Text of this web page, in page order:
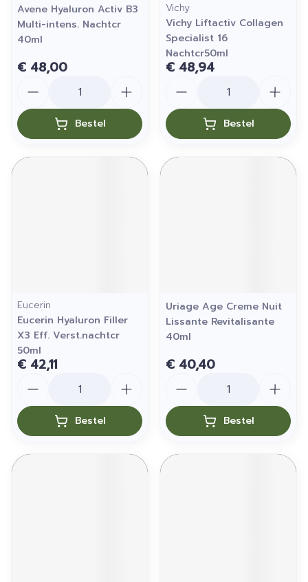
Avene Hyaluron Activ B3
Multi-intens. Nachtcr
40ml
€ 48,00
Bestel
Vichy
Vichy Liftactiv Collagen
Specialist 16
Nachtcr50ml
€ 48,94
Bestel
Eucerin
Eucerin Hyaluron Filler
X3 Eff. Verst.nachtcr
50ml
€ 42,11
Bestel
Uriage Age Creme Nuit
Lissante Revitalisante
40ml
€ 40,40
Bestel